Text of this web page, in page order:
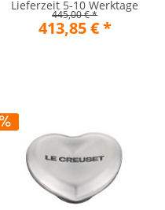
Lieferzeit 5-10 Werktage
445,00 € *
413,85 € *